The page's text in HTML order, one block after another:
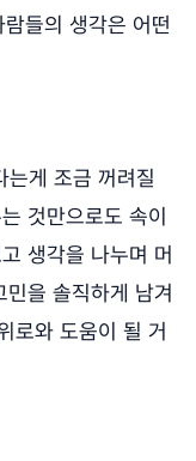
들의 생각은 어떤
는게 조금 꺼려질
것만으로도 속이
생각을 나누며 머
을 솔직하게 남겨
로와 도움이 될 거